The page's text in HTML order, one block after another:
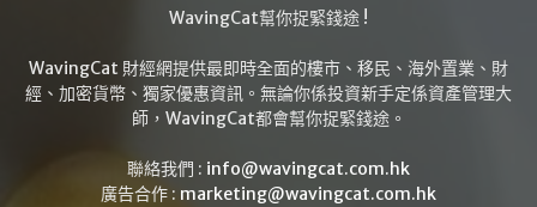
WavingCat幫你捉緊錢途 !
WavingCat 財經網提供最即時全面的樓市、移民、海外置業、財
經、加密貨幣、獨家優惠資訊。無論你係投資新手定係資產管理大
師，WavingCat都會幫你捉緊錢途。
聯絡我們 : info@wavingcat.com.hk
廣告合作 : marketing@wavingcat.com.hk